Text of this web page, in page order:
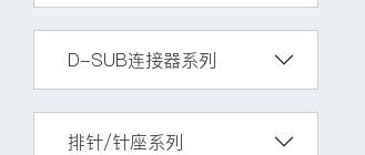
D-SUB连接器系列
排针/针座系列